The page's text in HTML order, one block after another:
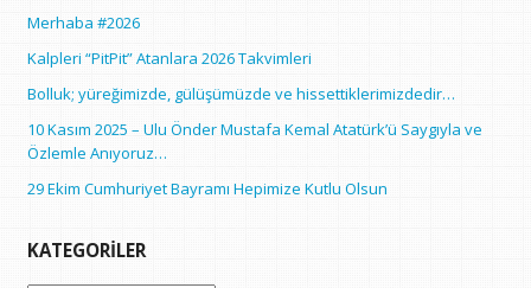
Merhaba #2026
Kalpleri “PitPit” Atanlara 2026 Takvimleri
Bolluk; yüreğimizde, gülüşümüzde ve hissettiklerimizdedir…
10 Kasım 2025 – Ulu Önder Mustafa Kemal Atatürk’ü Saygıyla ve
Özlemle Anıyoruz…
29 Ekim Cumhuriyet Bayramı Hepimize Kutlu Olsun
KATEGORILER